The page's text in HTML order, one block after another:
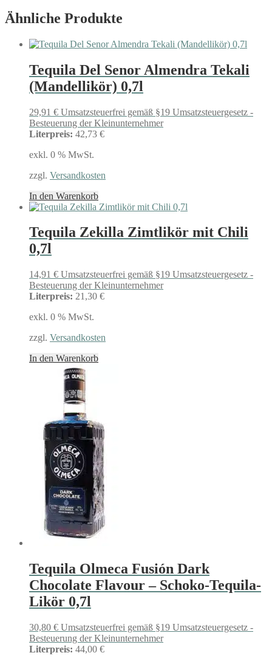
Ähnliche Produkte
Tequila Del Senor Almendra Tekali
(Mandellikör) 0,7l
29,91 € Umsatzsteuerfrei gemäß §19 Umsatzsteuergesetz -
Besteuerung der Kleinunternehmer
Literpreis: 42,73 €
exkl. 0 % MwSt.
zzgl. Versandkosten
In den Warenkorb
Tequila Zekilla Zimtlikör mit Chili
0,7l
14,91 € Umsatzsteuerfrei gemäß §19 Umsatzsteuergesetz -
Besteuerung der Kleinunternehmer
Literpreis: 21,30 €
exkl. 0 % MwSt.
zzgl. Versandkosten
In den Warenkorb
Tequila Olmeca Fusión Dark
Chocolate Flavour – Schoko-Tequila-
Likör 0,7l
30,80 € Umsatzsteuerfrei gemäß §19 Umsatzsteuergesetz -
Besteuerung der Kleinunternehmer
Literpreis: 44,00 €